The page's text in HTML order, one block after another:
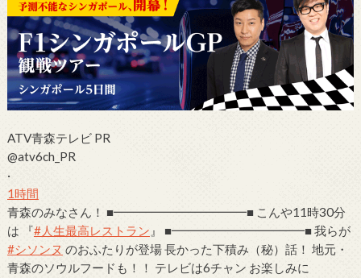
ATV青森テレビ PR
@atv6ch_PR
·
1時間
青森のみなさん！ ■━━━━━━━━━━━■ こんや11時30分
は 『#人生最高レストラン 』 ■━━━━━━━━━━━■ 我らが
#シソンヌ のおふたりが登場長かった下積み（秘）話！ 地元・
青森のソウルフードも！！ テレビは6チャン お楽しみに